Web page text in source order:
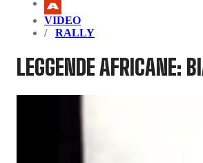
VIDEO
RALLY
LEGGENDE AFRICANE: